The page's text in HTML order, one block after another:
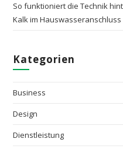
So funktioniert die Technik
Kalk im Hauswasseranschluss
Kategorien
Business
Design
Dienstleistung